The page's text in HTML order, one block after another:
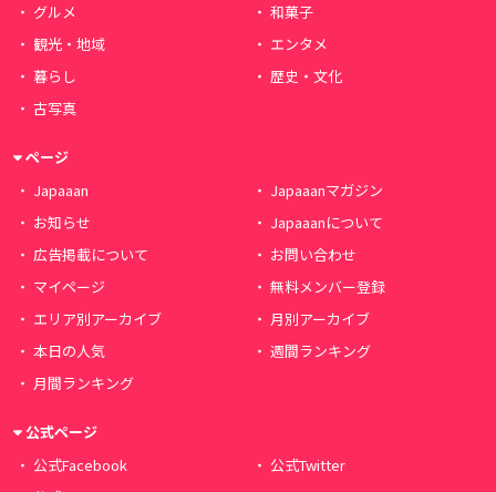
グルメ
和菓子
観光・地域
エンタメ
暮らし
歴史・文化
古写真
ページ
Japaaan
Japaaanマガジン
お知らせ
Japaaanについて
広告掲載について
お問い合わせ
マイページ
無料メンバー登録
エリア別アーカイブ
月別アーカイブ
本日の人気
週間ランキング
月間ランキング
公式ページ
公式Facebook
公式Twitter